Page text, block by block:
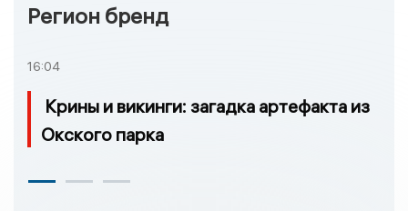
Регион бренд
16:04
Крины и викинги: загадка артефакта из
Окского парка